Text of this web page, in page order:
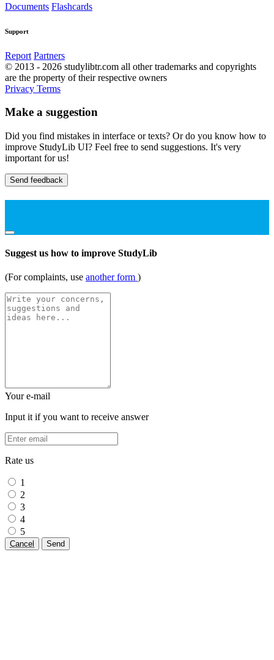
Documents Flashcards
Support
Report Partners
© 2013 - 2026 studylibtr.com all other trademarks and copyrights
are the property of their respective owners
Privacy Terms
Make a suggestion
Did you find mistakes in interface or texts? Or do you know how to
improve StudyLib UI? Feel free to send suggestions. It's very
important for us!
Send feedback
Suggest us how to improve StudyLib
(For complaints, use another form )
Your e-mail
Input it if you want to receive answer
Rate us
1
2
3
4
5
Cancel Send